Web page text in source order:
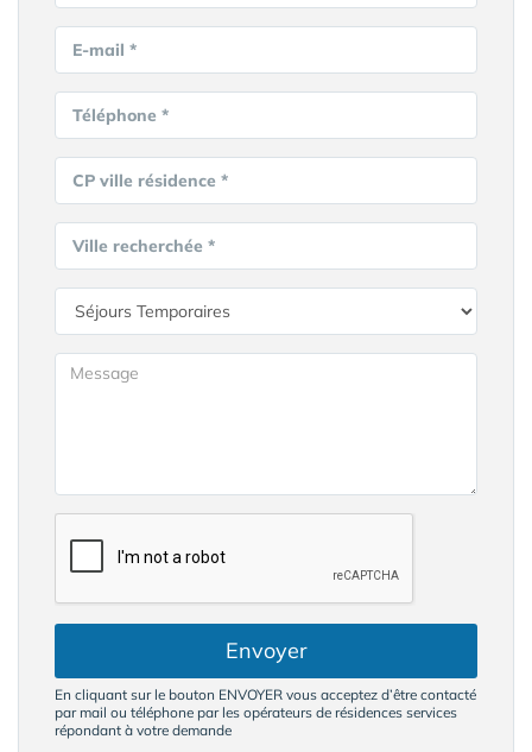
E-mail *
Téléphone *
CP ville résidence *
Ville recherchée *
Envoyer
En cliquant sur le bouton ENVOYER vous acceptez d’être contacté
par mail ou téléphone par les opérateurs de résidences services
répondant à votre demande